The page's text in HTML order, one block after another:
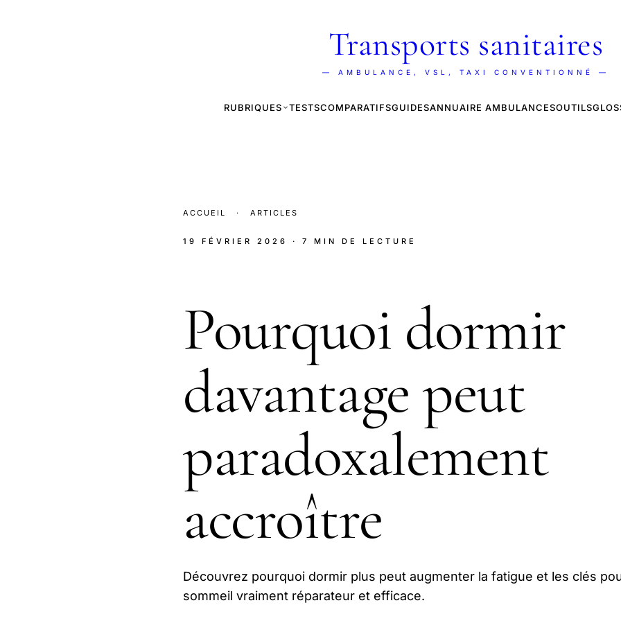
Transports sanitaires
— AMBULANCE, VSL, TAXI CONVENTIONNÉ —
RUBRIQUES TESTSCOMPARATIFSGUIDESANNUAIRE AMBULANCESOUTILS
ACCUEIL · ARTICLES
19 FÉVRIER 2026 · 7 MIN DE LECTURE
Pourquoi dormir
davantage peut
paradoxalement
accroître
Découvrez pourquoi dormir plus peut augmenter la fatigue et les clés
sommeil vraiment réparateur et efficace.